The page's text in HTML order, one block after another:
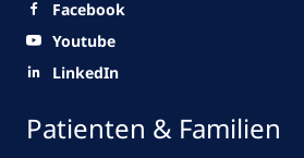
Patienten & Familien
Facebook
Youtube
LinkedIn